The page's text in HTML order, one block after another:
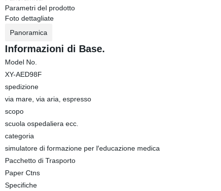
Parametri del prodotto
Foto dettagliate
Panoramica
Informazioni di Base.
Model No.
XY-AED98F
spedizione
via mare, via aria, espresso
scopo
scuola ospedaliera ecc.
categoria
simulatore di formazione per l′educazione medica
Pacchetto di Trasporto
Paper Ctns
Specifiche